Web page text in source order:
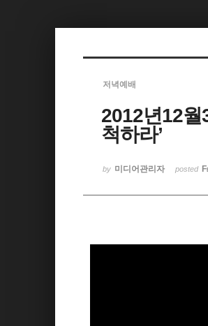
저녁예배
2012년12월
척하라’
by 미디어관리자 posted
스케치북5
스케치북5